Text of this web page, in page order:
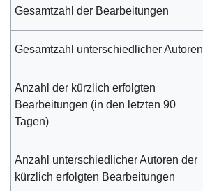
Gesamtzahl der Bearbeitungen
Gesamtzahl unterschiedlicher Autoren
Anzahl der kürzlich erfolgten
Bearbeitungen (in den letzten 90
Tagen)
Anzahl unterschiedlicher Autoren der
kürzlich erfolgten Bearbeitungen